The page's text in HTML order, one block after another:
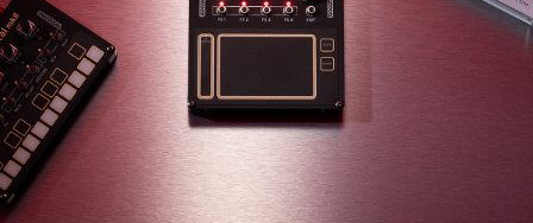
Features
Events
Support